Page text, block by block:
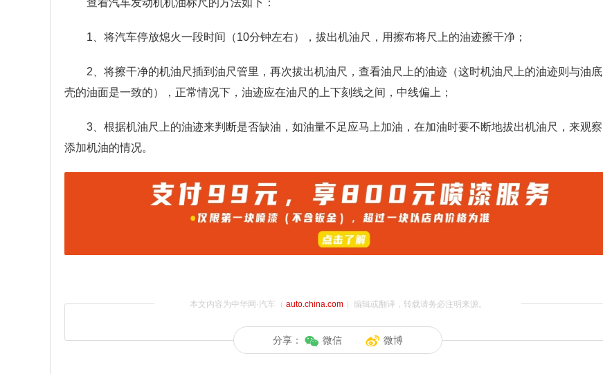
查看汽车发动机机油标尺的方法如下：
1、将汽车停放熄火一段时间（10分钟左右），拔出机油尺，用擦布将尺上的油迹擦干净；
2、将擦干净的机油尺插到油尺管里，再次拔出机油尺，查看油尺上的油迹（这时机油尺上的油迹则与油底
壳的油面是一致的），正常情况下，油迹应在油尺的上下刻线之间，中线偏上；
3、根据机油尺上的油迹来判断是否缺油，如油量不足应马上加油，在加油时要不断地拔出机油尺，来观察
添加机油的情况。
本文内容为中华网·汽车（ auto.china.com）编辑或翻译，转载请务必注明来源。
分享： 微信 微博